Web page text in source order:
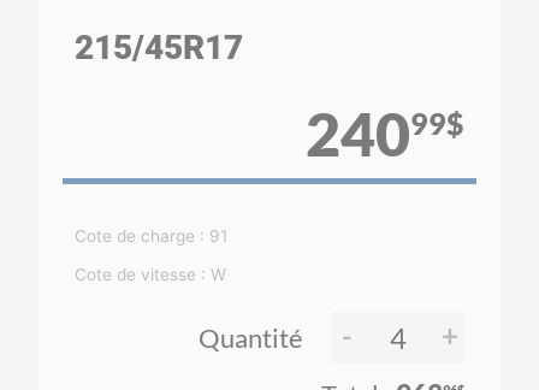
215/45R17
24099$
Cote de charge : 91
Cote de vitesse : W
Quantité - +